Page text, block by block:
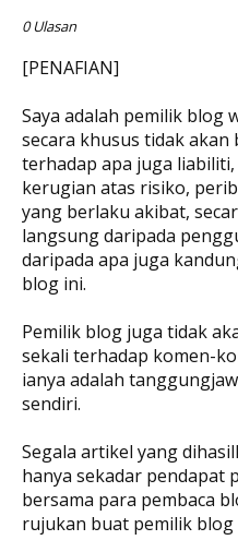
0 Ulasan
[PENAFIAN]
Saya adalah pemilik blog
secara khusus tidak
terhadap apa juga
kerugian atas risiko,
yang berlaku akibat,
langsung daripada
daripada apa juga
blog ini.
Pemilik blog juga tidak
sekali terhadap komen-
ianya adalah
sendiri.
Segala artikel yang
hanya sekadar pendapat
bersama para pembaca
rujukan buat pemilik